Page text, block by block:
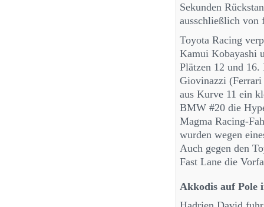
Sekunden
ausschließlich von
Toyota Racing
Kamui Kobayashi
Plätzen 12 und
Giovinazzi (Ferrari
aus Kurve 11 ein
BMW #20 die
Magma Racing-
wurden wegen
Auch gegen den
Fast Lane die
Akkodis auf Pole